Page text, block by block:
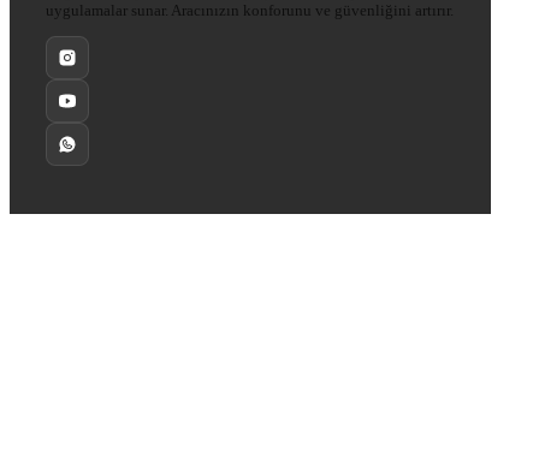
uygulamalar sunar. Aracınızın konforunu ve güvenliğini artırır.